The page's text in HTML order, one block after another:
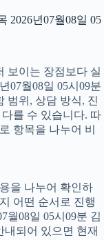
2026년07월08일 05
보이는 장점보다 실
07월08일 05시09분
범위, 상담 방식, 진
를 수 있습니다. 따
항목을 나누어 비
을 나누어 확인하
어떤 순서로 진행
월08일 05시09분 김
되어 있으면 현재